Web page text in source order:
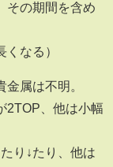
その期間を含め
くなる）
属は不明。
2TOP、他は小幅
り↓たり、他は